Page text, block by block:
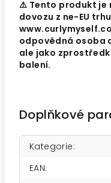
⚠️ Tento produkt je
dovozu z ne-EU
odpovědná osoba
ale jako
balení.
Doplňkové
Kategorie:
EAN: